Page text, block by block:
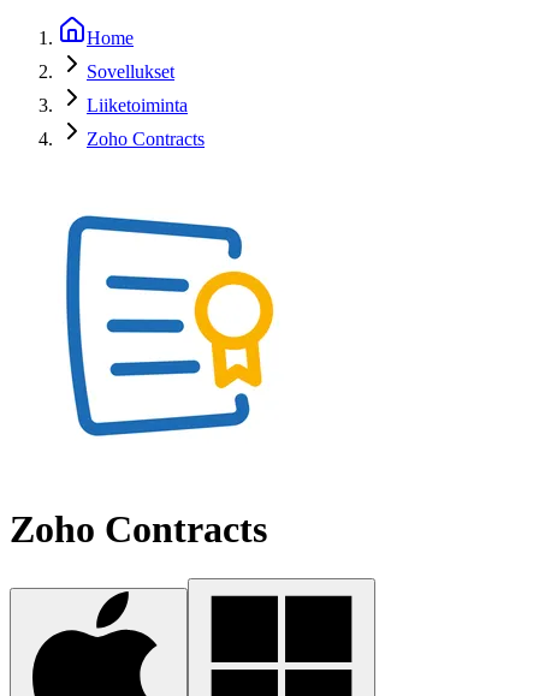
Home
Sovellukset
Liiketoiminta
Zoho Contracts
Zoho Contracts